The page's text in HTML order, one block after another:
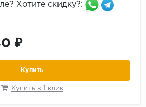
Хотите скидку?:
₽
Купить
Купить в 1 клик